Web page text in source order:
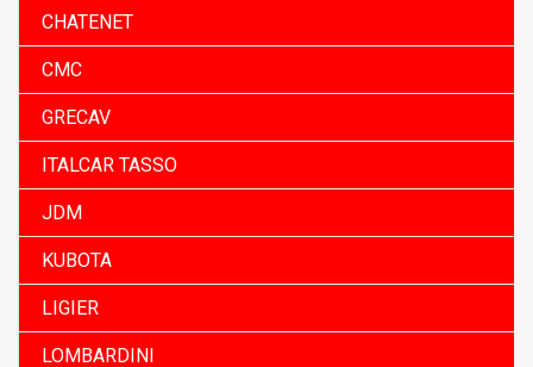
CHATENET
CMC
GRECAV
ITALCAR TASSO
JDM
KUBOTA
LIGIER
LOMBARDINI